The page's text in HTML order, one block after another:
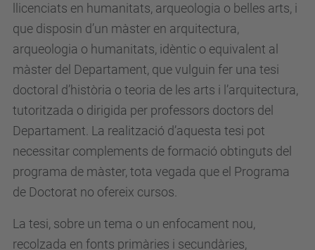
llicenciats en humanitats, arqueologia o belles arts, i
que disposin d’un màster en arquitectura,
arqueologia o humanitats, idèntic o equivalent al
màster del Departament, que vulguin fer una tesi
doctoral d’història o teoria de les arts i l’arquitectura,
tutoritzada o dirigida per professors doctors del
Departament. La realització d’aquesta tesi pot
necessitar complements de formació obtinguts del
programa de màster, tota vegada que el Programa
de Doctorat no ofereix cursos.
La tesi, sobre un tema o un enfocament nou,
recolzada en fonts primàries i secundàries,